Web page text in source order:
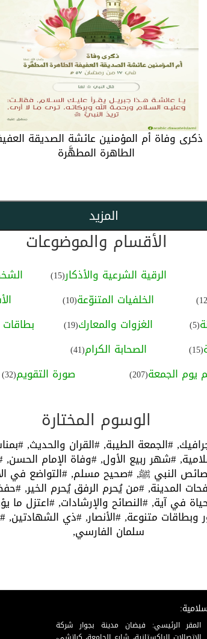
ذكرى وفاة أم المؤمنين عائشة الصديقة
الطاهرة المطهَّرة
المزيد
الأقسام والموضوعات
الرقية الشرعية والأذكار(15)
الخلفيات المتنوّعة(10)
(5) الغزوات والمعارك(19)
(15) الصحابة الكرام(41)
يوم الجمعة(207) صورة التقويم(32)
الوسوم المختارة
#الجمعة الطيبة,#القران والحديث,
#شهر ربيع الأول,#وفاة الإمام الحسن,
النبي ﷺ,#صحيح مسلم,#التواضع في
المدينة,#من يُحرم الرفق يُحرم الخير,
في آية,#النصائح والإرشادات,#اعتزل ما
وبطاقات متنوعة,#الأنصار,#ذي الشهادتين,
سلمان الفارسي,
المقر الرئيسي: فيضان مدينة بجوار شركة